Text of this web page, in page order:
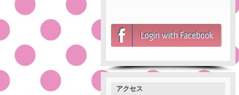
アクセス